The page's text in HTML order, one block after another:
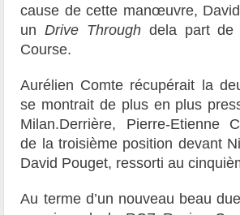
cause de cette manœuvre,
unDrive Through dela part de
Course.
Aurélien Comte récupérait la
se montrait de plus en plus
Milan.Derrière, Pierre-Etienne
de la troisième position devant
David Pouget, ressorti au
Au terme d’un nouveau beau